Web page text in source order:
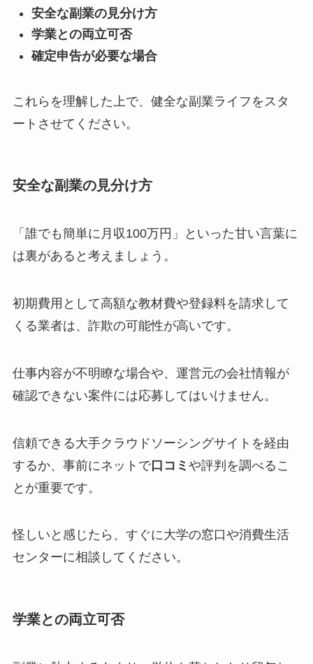
安全な副業の見分け方
学業との両立可否
確定申告が必要な場合
これらを理解した上で、健全な副業ライフをスタ
ートさせてください。
安全な副業の見分け方
「誰でも簡単に月収100万円」といった甘い言葉に
は裏があると考えましょう。
初期費用として高額な教材費や登録料を請求して
くる業者は、詐欺の可能性が高いです。
仕事内容が不明瞭な場合や、運営元の会社情報が
確認できない案件には応募してはいけません。
信頼できる大手クラウドソーシングサイトを経由
するか、事前にネットで口コミ や評判を調べるこ
とが重要です。
怪しいと感じたら、すぐに大学の窓口や消費生活
センターに相談してください。
学業との両立可否